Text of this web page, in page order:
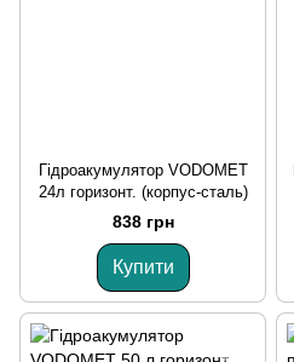
Гідроакумулятор VODOMET
24л горизонт. (корпус-сталь)
838 грн
Купити